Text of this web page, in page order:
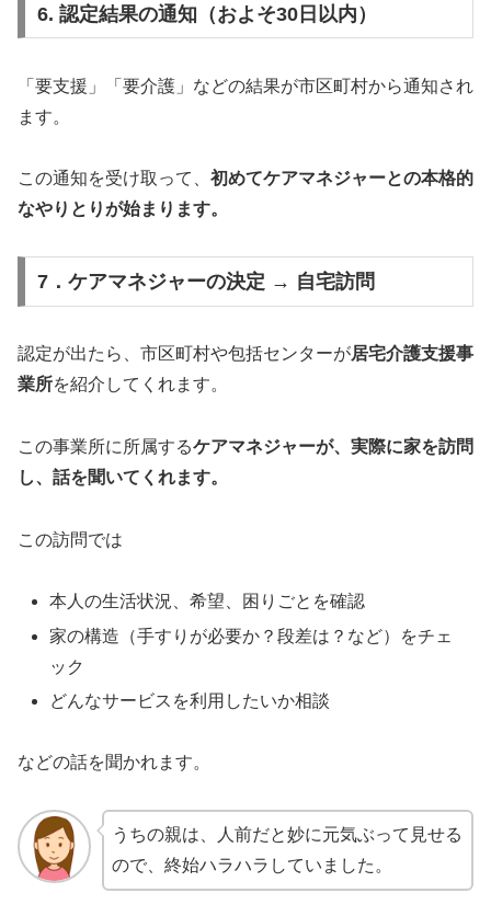
6. 認定結果の通知（およそ30日以内）
「要支援」「要介護」などの結果が市区町村から通知され
ます。
この通知を受け取って、 初めてケアマネジャーとの本格的
なやりとりが始まります。
7．ケアマネジャーの決定 → 自宅訪問
認定が出たら、市区町村や包括センターが居宅介護支援事
業所を紹介してくれます。
この事業所に所属するケアマネジャーが、実際に家を訪問
し、話を聞いてくれます。
この訪問では
本人の生活状況、希望、困りごとを確認
家の構造（手すりが必要か？段差は？など）をチェ
ック
どんなサービスを利用したいか相談
などの話を聞かれます。
うちの親は、人前だと妙に元気ぶって見せる
ので、終始ハラハラしていました。